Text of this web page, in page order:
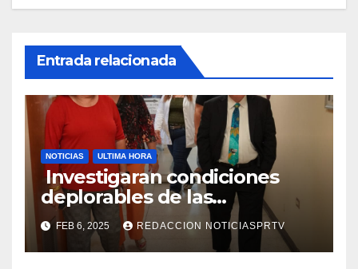
Entrada relacionada
NOTICIAS ULTIMA HORA
Investigaran condiciones
deplorables de las
facilidades el Departamento
de la Salud en Mayagüez
FEB 6, 2025 REDACCION NOTICIASPRTV